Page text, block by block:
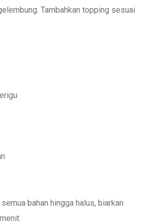
Tambahkan topping sesuai
bahan hingga halus, biarkan